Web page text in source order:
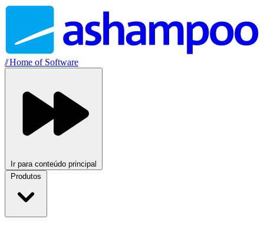
//Home of Software
Ir para conteúdo principal
Produtos